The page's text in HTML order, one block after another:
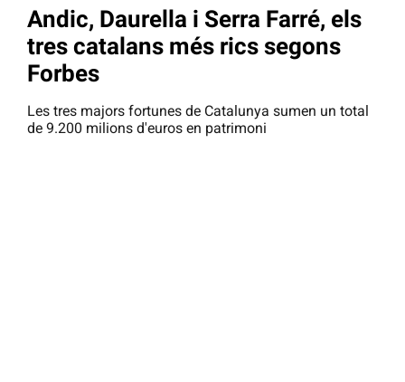
Andic, Daurella i Serra Farré, els
tres catalans més rics segons
Forbes
Les tres majors fortunes de Catalunya sumen un total
de 9.200 milions d'euros en patrimoni